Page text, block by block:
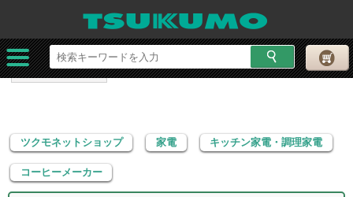
ツクモネットショップ 家電
キッチン家電・調理家電
コーヒーメーカー
ツクモネットショップ 家電 キッチン家電・調理家電
コーヒーメーカー